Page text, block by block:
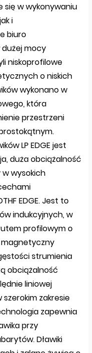
się w wykonywaniu
i
biuro
dużej mocy
niskoprofilowe
o niskich
wykonano w
która
przestrzeni
LP EDGE jest
duża obciążalność
wysokich
EDGE. Jest to
indukcyjnych, w
profilowym o
magnetyczny
strumienia
obciążalność
liniowej
zakresie
zapewnia
przy
Dławiki